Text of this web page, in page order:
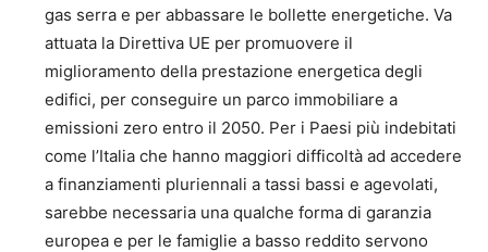
gas serra e per abbassare le bollette energetiche. Va
attuata la Direttiva UE per promuovere il
miglioramento della prestazione energetica degli
edifici, per conseguire un parco immobiliare a
emissioni zero entro il 2050. Per i Paesi più indebitati
come l’Italia che hanno maggiori difficoltà ad accedere
a finanziamenti pluriennali a tassi bassi e agevolati,
sarebbe necessaria una qualche forma di garanzia
europea e per le famiglie a basso reddito servono